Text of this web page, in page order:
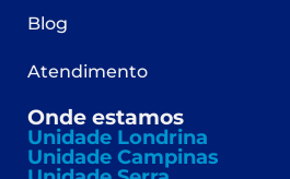
Blog
Atendimento
Onde estamos
Unidade Londrina
Unidade Campinas